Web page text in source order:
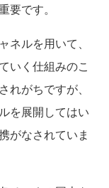
要です。
ルを用いて、
いく仕組みのこ
れがちですが、
を展開してはい
がなされていま